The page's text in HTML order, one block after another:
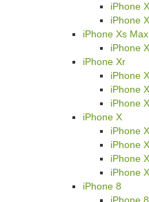
iPhone
iPhone
iPhone Xs Max
iPhone
iPhone Xr
iPhone
iPhone
iPhone
iPhone X
iPhone
iPhone
iPhone
iPhone
iPhone 8